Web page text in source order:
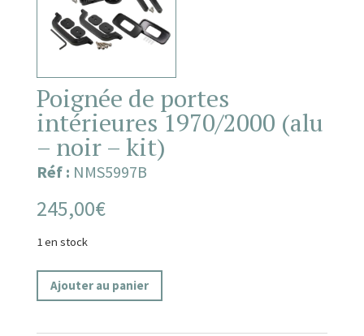
Poignée de portes
intérieures 1970/2000 (alu
– noir – kit)
Réf : NMS5997B
245,00€
1 en stock
quantité
de
de
Ajouter au panier